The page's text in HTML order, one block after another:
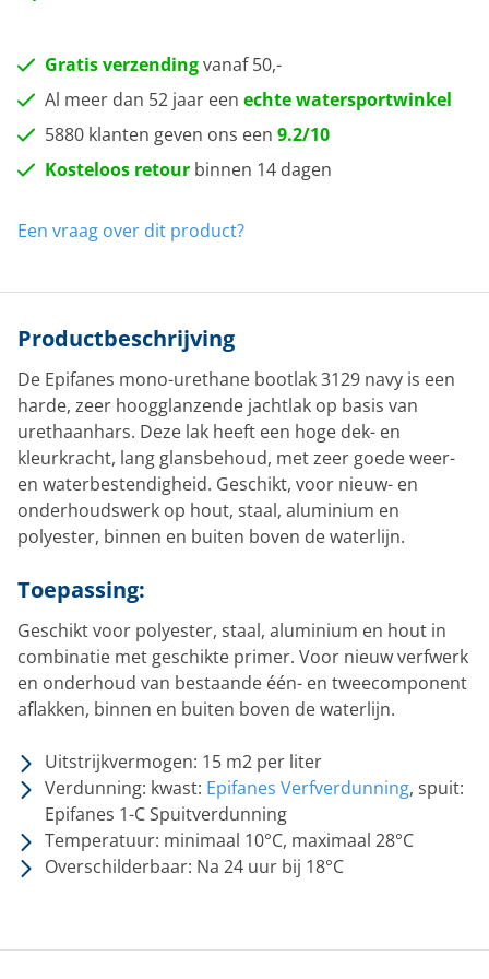
Gratis verzendingvanaf 50,-
Al meer dan 52 jaar een echte watersportwinkel
5880 klanten geven ons een 9.2/10
Kosteloos retour binnen 14 dagen
Een vraag over dit product?
Productbeschrijving
De Epifanes mono-urethane bootlak3129 navy is een
harde, zeer hoogglanzende jachtlak op basis van
urethaanhars. Deze lak heeft een hoge dek- en
kleurkracht, lang glansbehoud, metzeer goede weer-
en waterbestendigheid. Geschikt, voor nieuw- en
onderhoudswerk op hout, staal, aluminium en
polyester, binnen en buiten boven de waterlijn.
Toepassing:
Geschikt voor polyester, staal, aluminium en hout in
combinatie met geschikte primer. Voor nieuw verfwerk
en onderhoud van bestaande één- en tweecomponent
aflakken, binnen en buiten boven de waterlijn.
Uitstrijkvermogen: 15 m2 per liter
Verdunning: kwast: Epifanes Verfverdunning, spuit:
Epifanes 1-C Spuitverdunning
Temperatuur: minimaal 10°C, maximaal 28°C
Overschilderbaar: Na 24 uur bij 18°C